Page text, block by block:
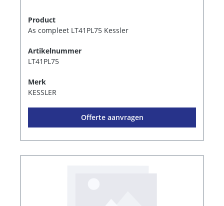
Product
As compleet LT41PL75 Kessler
Artikelnummer
LT41PL75
Merk
KESSLER
Offerte aanvragen